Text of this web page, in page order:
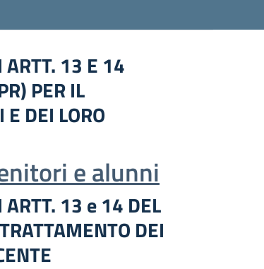
ARTT. 13 E 14
PER IL
DEI LORO
e alunni
ARTT. 13 e 14 DEL
DEI